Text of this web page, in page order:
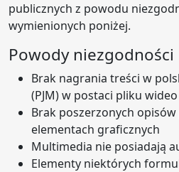
publicznych z powodu
wymienionych poniżej.
Powody niezgodności
Brak nagrania treści w
(PJM) w postaci pliku wideo
Brak poszerzonych opisów
elementach graficznych
Multimedia nie posiadają
Elementy niektórych